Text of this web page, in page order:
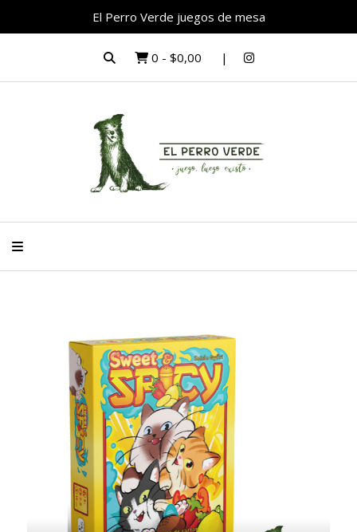
El Perro Verde juegos de mesa
0 - $0,00